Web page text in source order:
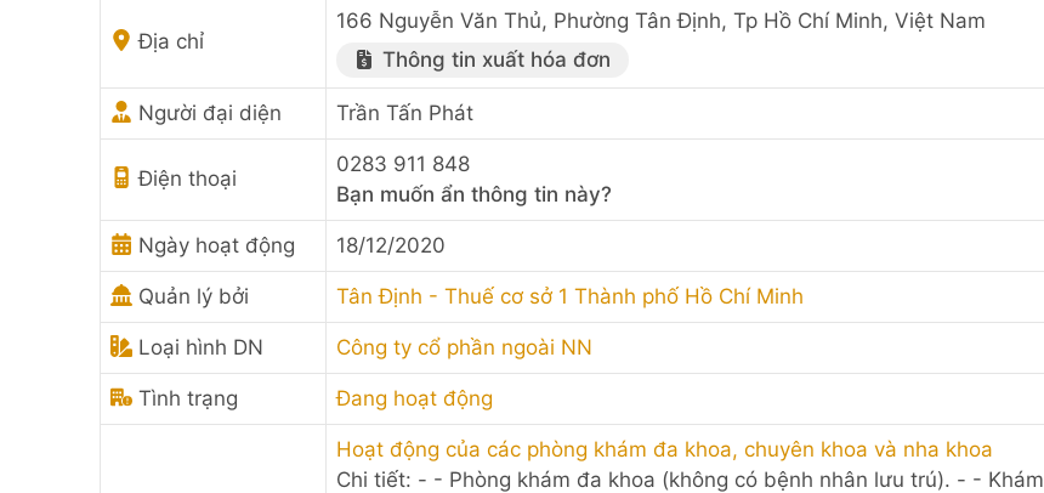
Địa chỉ
166 Nguyễn Văn Thủ, Phường Tân Định, Tp Hồ Chí Minh, Việt Nam
Thông tin xuất hóa đơn
Người đại diện Trần Tấn Phát
Điện thoại
0283 911 848
Bạn muốn ẩn thông tin này?
Ngày hoạt động 18/12/2020
Quản lý bởi Tân Định - Thuế cơ sở 1 Thành phố Hồ Chí Minh
Loại hình DN Công ty cổ phần ngoài NN
Tình trạng Đang hoạt động
Hoạt động của các phòng khám đa khoa, chuyên khoa và nha khoa
Chi tiết: - - Phòng khám đa khoa (không có bệnh nhân lưu trú). - - Khám